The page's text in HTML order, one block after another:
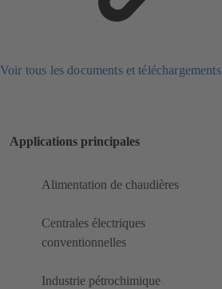
Voir tous les documents et téléchargements
Applications principales
Alimentation de chaudières
Centrales électriques
conventionnelles
Industrie pétrochimique